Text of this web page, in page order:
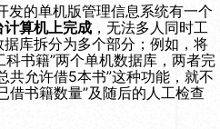
发的单机版管理信息系统有一个
算机上完成 ，无法多人同时工
库拆分为多个部分；例如，将
科书籍”两个单机数据库，两者完
共允许借5本书”这种功能，就不
借书籍数量”及随后的人工检查